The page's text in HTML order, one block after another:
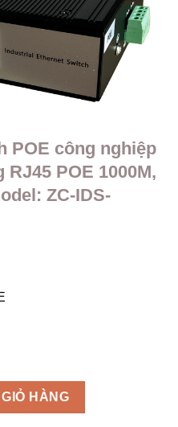
POE công nghiệp
RJ45 POE 1000M,
ZC-IDS-
nghiệp 10/100/1000M 8 Cổng
HÀNG